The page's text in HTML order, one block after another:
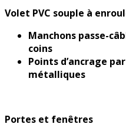
Volet PVC souple à
Manchons passe-
coins
Points d’ancrage
métalliques
Portes et fenêtres